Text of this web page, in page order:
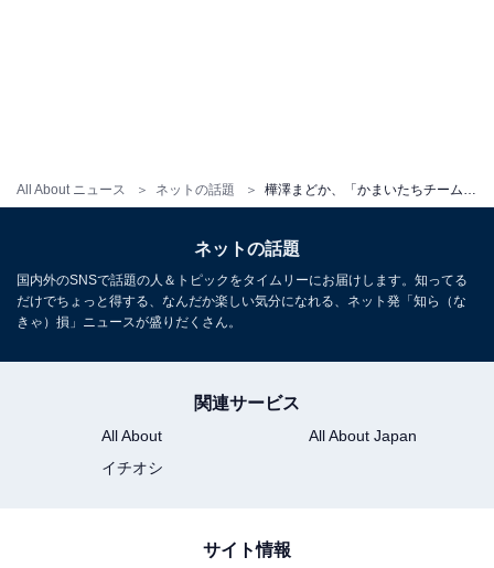
All About ニュース ネットの話題
ネットの話題
国内外のSNSで話題の人＆トピックをタイムリーにお届けします。知ってる
だけでちょっと得する、なんだか楽しい気分になれる、ネット発「知ら（な
きゃ）損」ニュースが盛りだくさん。
関連サービス
All About
All About Japan
イチオシ
サイト情報